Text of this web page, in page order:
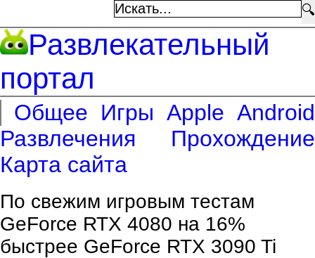
🔍
Развлекательный
портал
Общее Игры Apple Android
Развлечения
Прохождение
Карта сайта
По свежим игровым тестам
GeForce RTX 4080 на 16%
быстрее GeForce RTX 3090 Ti